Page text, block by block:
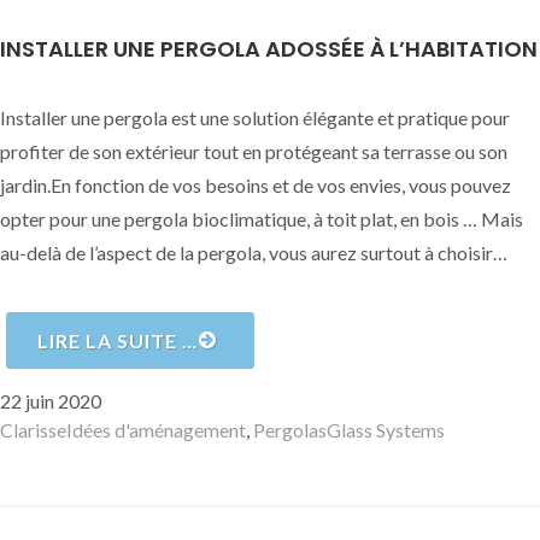
INSTALLER UNE PERGOLA ADOSSÉE À L’HABITATION
Installer une pergola est une solution élégante et pratique pour
profiter de son extérieur tout en protégeant sa terrasse ou son
jardin.En fonction de vos besoins et de vos envies, vous pouvez
opter pour une pergola bioclimatique, à toit plat, en bois … Mais
au-delà de l’aspect de la pergola, vous aurez surtout à choisir…
LIRE LA SUITE …
Publié
le
22 juin 2020
Auteur
ClarisseCatégories
Idées d'aménagement PergolasMots-
Glass Systems